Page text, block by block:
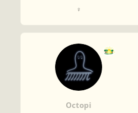
♀
Octopi